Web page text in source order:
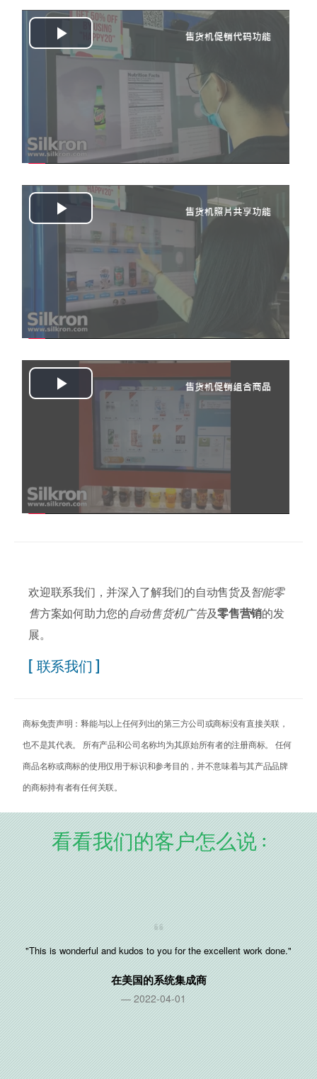
Play
Play
Video
Play
Video
欢迎联系我们，并深入了解我们的自动售货及智能零
售方案如何助力您的自动售货机广告及零售营销的发
展。
[ 联系我们 ]
商标免责声明：释能与以上任何列出的第三方公司或商标没有直接关联，
也不是其代表。 所有产品和公司名称均为其原始所有者的注册商标。 任何
商品名称或商标的使用仅用于标识和参考目的，并不意味着与其产品品牌
的商标持有者有任何关联。
看看我们的客户怎么说 :
"This is wonderful and kudos to you for the excellent work done."
在美国的系统集成商
2022-04-01